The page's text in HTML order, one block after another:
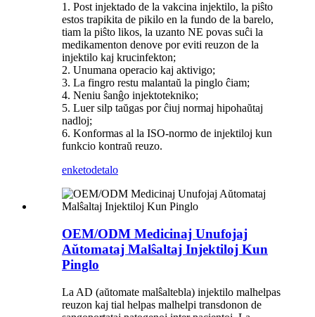
1. Post injektado de la vakcina injektilo, la piŝto
estos trapikita de pikilo en la fundo de la barelo,
tiam la piŝto likos, la uzanto NE povas suĉi la
medikamenton denove por eviti reuzon de la
injektilo kaj krucinfekton;
2. Unumana operacio kaj aktivigo;
3. La fingro restu malantaŭ la pinglo ĉiam;
4. Neniu ŝanĝo injektotekniko;
5. Luer silp taŭgas por ĉiuj normaj hipohaŭtaj
nadloj;
6. Konformas al la ISO-normo de injektiloj kun
funkcio kontraŭ reuzo.
enketodetalo
OEM/ODM Medicinaj Unufojaj
Aŭtomataj Malŝaltaj Injektiloj Kun
Pinglo
La AD (aŭtomate malŝaltebla) injektilo malhelpas
reuzon kaj tial helpas malhelpi transdonon de